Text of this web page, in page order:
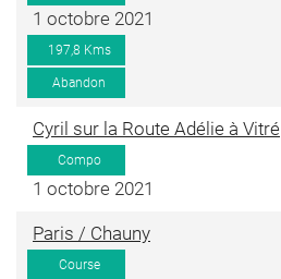
1 octobre 2021
197,8 Kms
Abandon
Cyril sur la Route Adélie à Vitré
Compo
1 octobre 2021
Paris / Chauny
Course